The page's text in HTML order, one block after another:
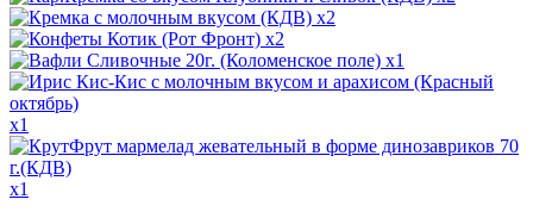
x2
x2
x1
x1
x1